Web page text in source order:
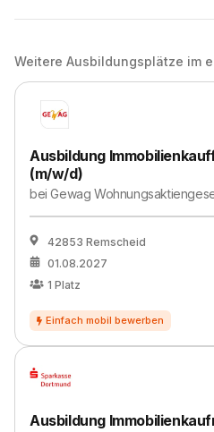
Weitere Ausbildungsplätze im
Ausbildung
(m/w/d)
beiGewag
42853 Remscheid
01.08.2027
1 Platz
Ausbildung